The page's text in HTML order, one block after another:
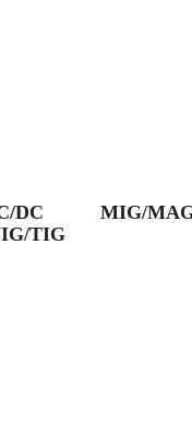
DC
TIG
MIG/